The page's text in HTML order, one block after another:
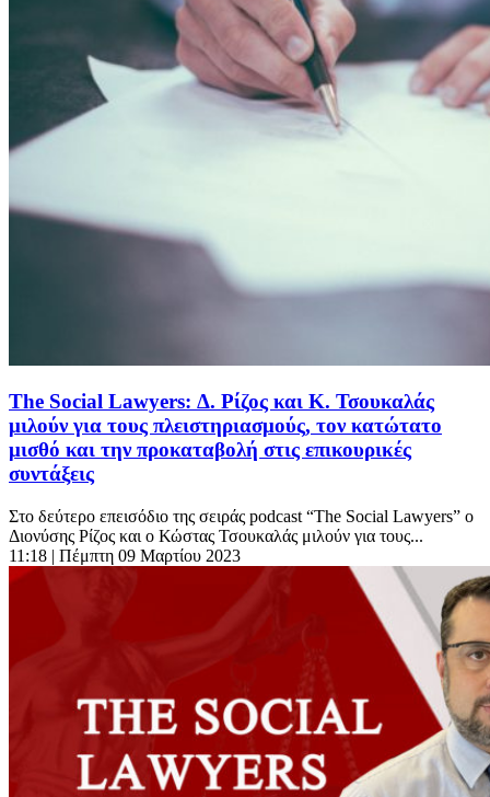
The Social Lawyers: Δ. Ρίζος και Κ. Τσουκαλάς
μιλούν για τους πλειστηριασμούς, τον κατώτατο
μισθό και την προκαταβολή στις επικουρικές
συντάξεις
Στο δεύτερο επεισόδιο της σειράς podcast “The Social Lawyers” ο
Διονύσης Ρίζος και ο Κώστας Τσουκαλάς μιλούν για τους...
11:18 | Πέμπτη 09 Μαρτίου 2023